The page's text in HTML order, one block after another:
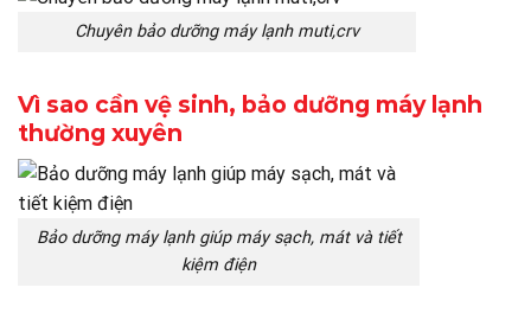
Chuyên bảo dưỡng máy lạnh muti,crv
Vì sao cần vệ sinh, bảo dưỡng máy lạnh
thường xuyên
Bảo dưỡng máy lạnh giúp máy sạch, mát và tiết
kiệm điện